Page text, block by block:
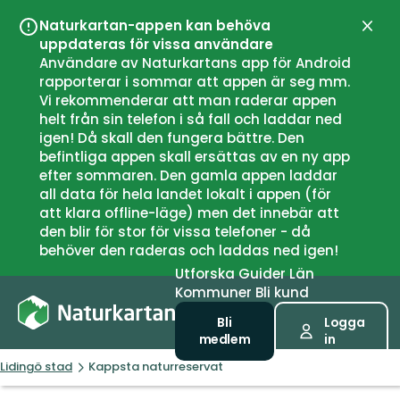
Naturkartan-appen kan behöva
uppdateras för vissa användare
Användare av Naturkartans app för Android
rapporterar i sommar att appen är seg mm.
Vi rekommenderar att man raderar appen
helt från sin telefon i så fall och laddar ned
igen! Då skall den fungera bättre. Den
befintliga appen skall ersättas av en ny app
efter sommaren. Den gamla appen laddar
all data för hela landet lokalt i appen (för
att klara offline-läge) men det innebär att
den blir för stor för vissa telefoner - då
behöver den raderas och laddas ned igen!
UtforskaGuiderLän
Kommuner Bli kund
Bli
medlem
Logga
in
Lidingö stad Kappsta naturreservat